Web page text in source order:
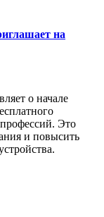
на
о начале
Это
и повысить